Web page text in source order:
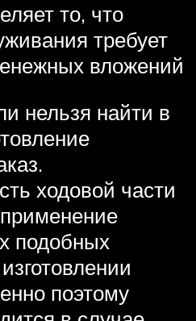
то, что
требует
вложений
нельзя найти в
ходовой части
подобных
поэтому